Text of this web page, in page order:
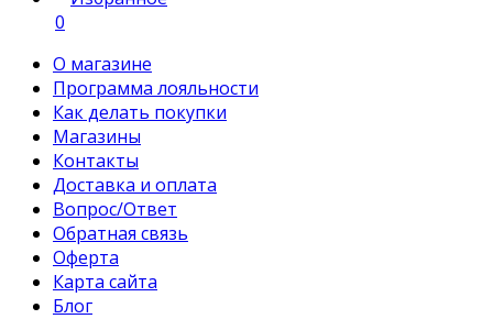
0
О магазине
Программа лояльности
Как делать покупки
Магазины
Контакты
Доставка и оплата
Вопрос/Ответ
Обратная связь
Оферта
Карта сайта
Блог